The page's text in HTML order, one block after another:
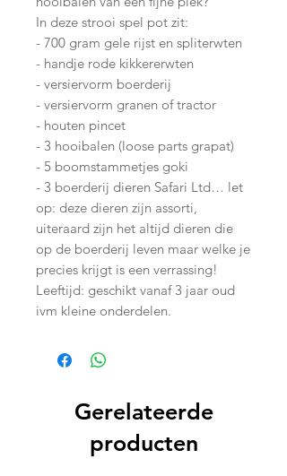
In deze strooi spel pot zit:
- 700 gram gele rijst en spliterwten
- handje rode kikkererwten
- versiervorm boerderij
- versiervorm granen of tractor
- houten pincet
- 3 hooibalen (loose parts grapat)
- 5 boomstammetjes goki
- 3 boerderij dieren Safari Ltd… let
op: deze dieren zijn assorti,
uiteraard zijn het altijd dieren die
op de boerderij leven maar welke je
precies krijgt is een verrassing!
Leeftijd: geschikt vanaf 3 jaar oud
ivm kleine onderdelen.
Gerelateerde
producten